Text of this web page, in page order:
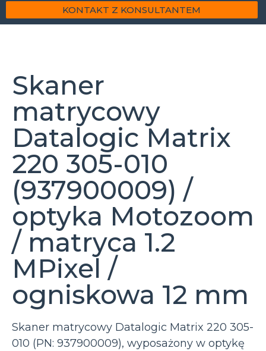
KONTAKT Z KONSULTANTEM
Skaner
matrycowy
Datalogic Matrix
220 305-010
(937900009) /
optyka Motozoom
/ matryca 1.2
MPixel /
ogniskowa 12 mm
Skaner matrycowy Datalogic Matrix 220 305-
010 (PN: 937900009), wyposażony w optykę